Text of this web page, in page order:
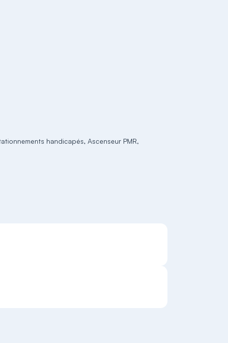
handicapés, Ascenseur PMR,